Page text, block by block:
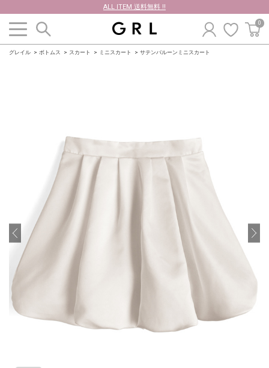
ALL ITEM 送料無料 !!
0
グレイル ボトムス スカート ミニスカート サテンバルーンミニスカート